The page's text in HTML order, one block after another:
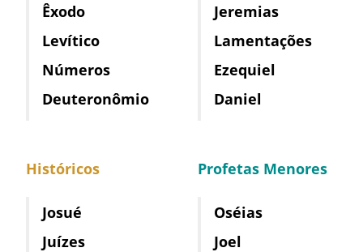
Êxodo
Levítico
Números
Deuteronômio
Históricos
Josué
Juízes
Jeremias
Lamentações
Ezequiel
Daniel
Profetas Menores
Oséias
Joel